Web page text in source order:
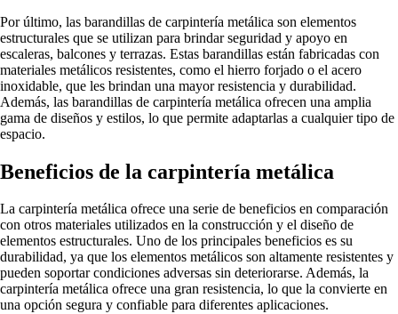
Por último, las barandillas de carpintería metálica son elementos
estructurales que se utilizan para brindar seguridad y apoyo en
escaleras, balcones y terrazas. Estas barandillas están fabricadas con
materiales metálicos resistentes, como el hierro forjado o el acero
inoxidable, que les brindan una mayor resistencia y durabilidad.
Además, las barandillas de carpintería metálica ofrecen una amplia
gama de diseños y estilos, lo que permite adaptarlas a cualquier tipo de
espacio.
Beneficios de la carpintería metálica
La carpintería metálica ofrece una serie de beneficios en comparación
con otros materiales utilizados en la construcción y el diseño de
elementos estructurales. Uno de los principales beneficios es su
durabilidad, ya que los elementos metálicos son altamente resistentes y
pueden soportar condiciones adversas sin deteriorarse. Además, la
carpintería metálica ofrece una gran resistencia, lo que la convierte en
una opción segura y confiable para diferentes aplicaciones.